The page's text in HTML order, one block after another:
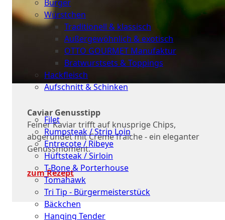
Burger
Würstchen
Traditionell & klassisch
Außergewöhnlich & exotisch
OTTO GOURMET Manufaktur
Bratwurstsets & Toppings
Hackfleisch
Aufschnitt & Schinken
Cuts
Filet
Rumpsteak / Strip Loin
Entrecote / Ribeye
Hüftsteak / Sirloin
T-Bone & Porterhouse
Tomahawk
Tri Tip - Bürgermeisterstück
Bäckchen
Hanging Tender
Caviar Genusstipp
Feiner Kaviar trifft auf knusprige Chips,
abgerundet mit Créme fraîche - ein eleganter
Genussmoment.
zum Rezept